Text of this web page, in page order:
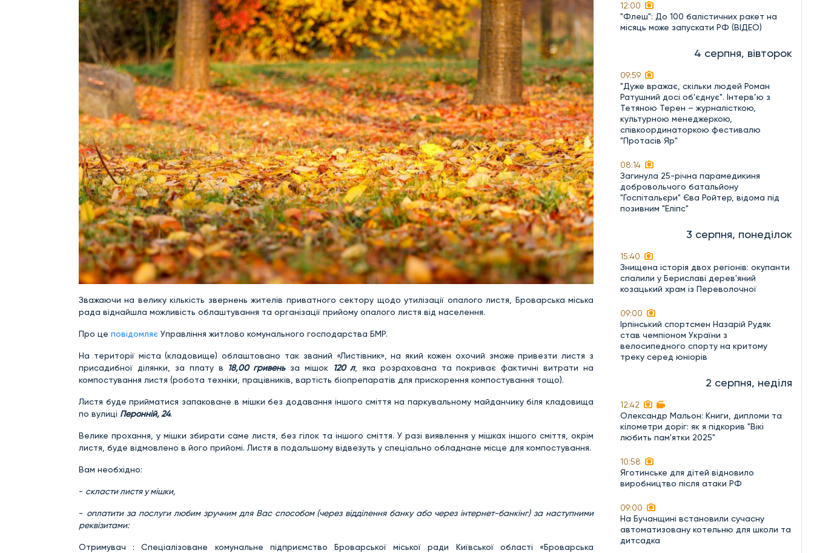
Зважаючи на велику кількість звернень жителів приватного сектору щодо утилізації опалого листя, Броварська міська
рада віднайшла можливість облаштування та організації прийому опалого листя від населення.
Про це повідомляє Управління житлово комунального господарства БМР.
На території міста (кладовище) облаштовано так званий «Листівник», на який кожен охочий зможе привезти листя з
присадибної ділянки, за плату в 18,00 гривеньза мішок 120 л, яка розрахована та покриває фактичні витрати на
компостування листя (робота техніки, працівників, вартість біопрепаратів для прискорення компостування тощо).
Листя буде прийматися запаковане в мішки без додавання іншого сміття на паркувальному майданчику біля кладовища
по вулиці Перонній, 24.
Велике прохання, у мішки збирати саме листя, без гілок та іншого сміття. У разі виявлення у мішках іншого сміття, окрім
листя, буде відмовлено в його прийомі. Листя в подальшому відвезуть у спеціально обладнане місце для компостування.
Вам необхідно:
- скласти листя у мішки,
- оплатити за послуги любим зручним для Вас способом (через відділення банку або через інтернет-банкінг) за наступними
реквізитами:
Отримувач : Спеціалізоване комунальне підприємство Броварської міської ради Київської області «Броварська
12:00
"Флеш": До 100 балістичних ракет на
місяць може запускати РФ (ВІДЕО)
4 серпня, вівторок
09:59
"Дуже вражає, скільки людей Роман
Ратушний досі об'єднує". Інтерв’ю з
Тетяною Терен – журналісткою,
культурною менеджеркою,
співкоординаторкою фестивалю
"Протасів Яр"
08:14
Загинула 25-річна парамедикиня
добровольчого батальйону
"Госпітальєри" Єва Ройтер, відома під
позивним "Еліпс"
3 серпня, понеділок
15:40
Знищена історія двох регіонів: окупанти
спалили у Бериславі дерев'яний
козацький храм із Переволочної
09:00
Ірпінський спортсмен Назарій Рудяк
став чемпіоном України з
велосипедного спорту на критому
треку серед юніорів
2 серпня, неділя
12:42
Олександр Мальон: Книги, дипломи та
кілометри доріг: як я підкорив "Вікі
любить пам'ятки 2025"
10:58
Яготинське для дітей відновило
виробництво після атаки РФ
09:00
На Бучанщині встановили сучасну
автоматизовану котельню для школи та
дитсадка